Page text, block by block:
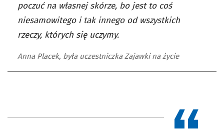
poczuć na własnej skórze, bo jest to coś
niesamowitego i tak innego od wszystkich
rzeczy, których się uczymy.
Anna Placek, była uczestniczka Zajawki na życie